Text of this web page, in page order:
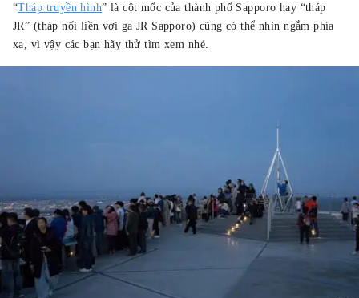
“Tháp truyền hình” là cột mốc của thành phố Sapporo hay “tháp
JR” (tháp nối liền với ga JR Sapporo) cũng có thể nhìn ngắm phía
xa, vì vậy các bạn hãy thử tìm xem nhé.